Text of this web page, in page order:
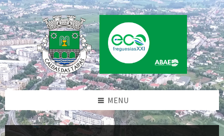
Skip
to
content
Skip
to
left
sidebar
Skip
to
footer
MENU